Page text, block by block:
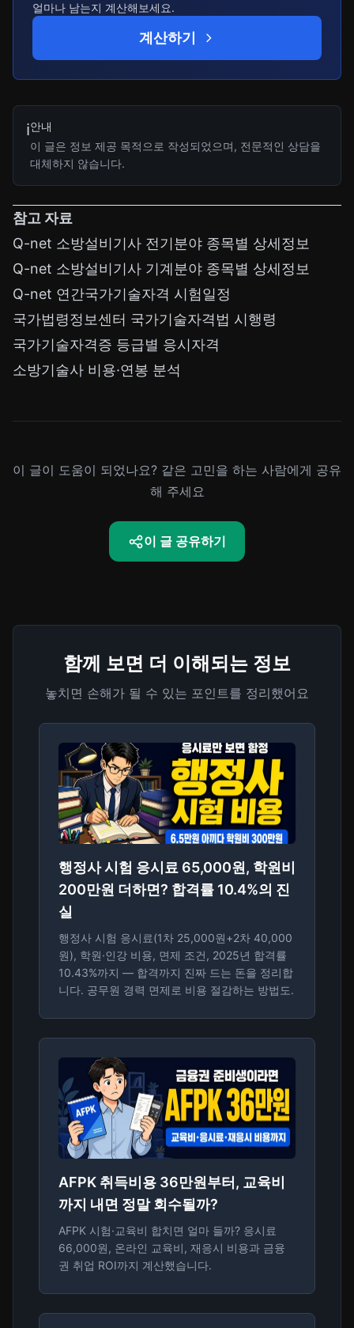
얼마나 남는지 계산해보세요.
계산하기
ℹ️안내
이 글은 정보 제공 목적으로 작성되었으며, 전문적인 상담을
대체하지 않습니다.
참고 자료
Q-net 소방설비기사 전기분야 종목별 상세정보
Q-net 소방설비기사 기계분야 종목별 상세정보
Q-net 연간국가기술자격 시험일정
국가법령정보센터 국가기술자격법 시행령
국가기술자격증 등급별 응시자격
소방기술사 비용·연봉 분석
이 글이 도움이 되었나요? 같은 고민을 하는 사람에게 공유
해 주세요
이 글 공유하기
함께 보면 더 이해되는 정보
놓치면 손해가 될 수 있는 포인트를 정리했어요
행정사 시험 응시료 65,000원, 학원비
200만원 더하면? 합격률 10.4%의 진
실
행정사 시험 응시료(1차 25,000원+2차 40,000
원), 학원·인강 비용, 면제 조건, 2025년 합격률
10.43%까지 — 합격까지 진짜 드는 돈을 정리합
니다. 공무원 경력 면제로 비용 절감하는 방법도.
AFPK 취득비용 36만원부터, 교육비
까지 내면 정말 회수될까?
AFPK 시험·교육비 합치면 얼마 들까? 응시료
66,000원, 온라인 교육비, 재응시 비용과 금융
권 취업 ROI까지 계산했습니다.